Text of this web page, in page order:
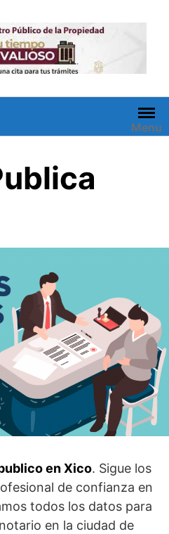
Menu
en Xico. Sigue los
de confianza en
todos los datos para
en la ciudad de